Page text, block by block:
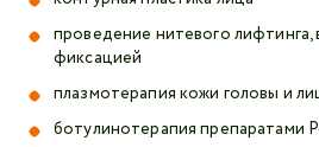
проведение нитевого лифтинга,
фиксацией
плазмотерапия кожи головы и
ботулинотерапия препаратами